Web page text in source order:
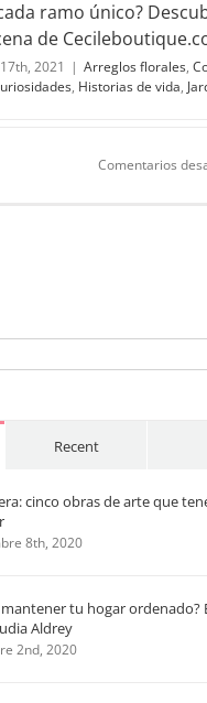
ramo único?
de
2021 | Arreglos florales,
, Historias de vida,
Comentarios
Recent
cinco obras de arte que
8th, 2020
mantener tu hogar ordenado?
Aldrey
2nd, 2020